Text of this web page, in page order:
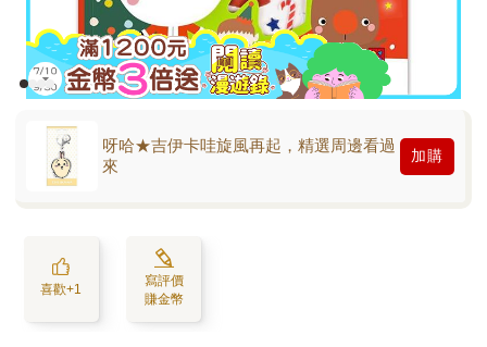
呀哈★吉伊卡哇旋風再起，精選周邊看過
來
加購
喜歡+1
寫評價
賺金幣